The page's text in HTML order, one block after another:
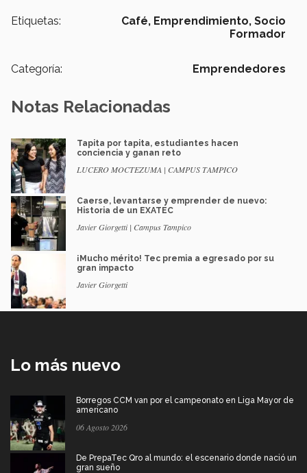
Etiquetas: Café, Emprendimiento, Socio
Formador
Categoría: Emprendedores
Notas Relacionadas
Tapita por tapita, estudiantes hacen
conciencia y ganan reto
LUCERO MOCTEZUMA | CAMPUS TAMPICO
Caerse, levantarse y emprender de nuevo:
Historia de un EXATEC
Javier Giorgetti | Campus Tampico
¡Mucho mérito! Tec premia a egresado por su
gran impacto
Javier Giorgetti
Lo más nuevo
Borregos CCM van por el campeonato en Liga Mayor de
americano
06 Agosto 2026
De PrepaTec Qro al mundo: el escenario donde nació un
gran sueño